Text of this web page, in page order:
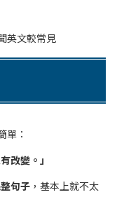
英文較常見
單：
改變。」
句子 ，基本上就不太